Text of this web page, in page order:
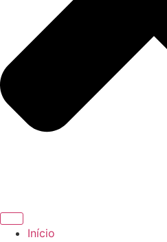
Início